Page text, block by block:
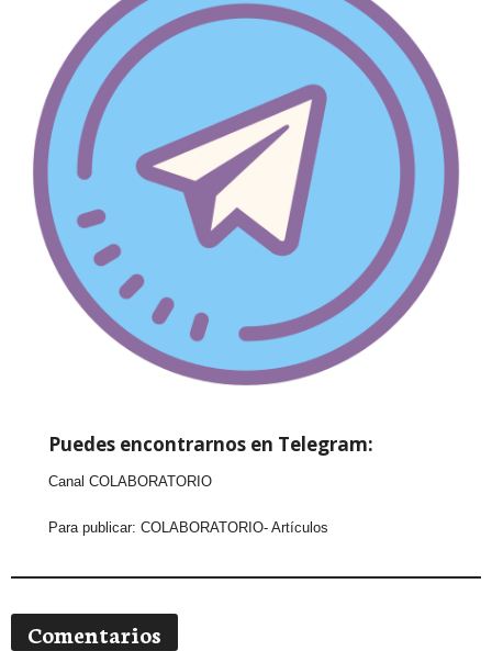
Puedes encontrarnos en Telegram:
Canal COLABORATORIO
Para publicar:COLABORATORIO- Artículos
Comentarios